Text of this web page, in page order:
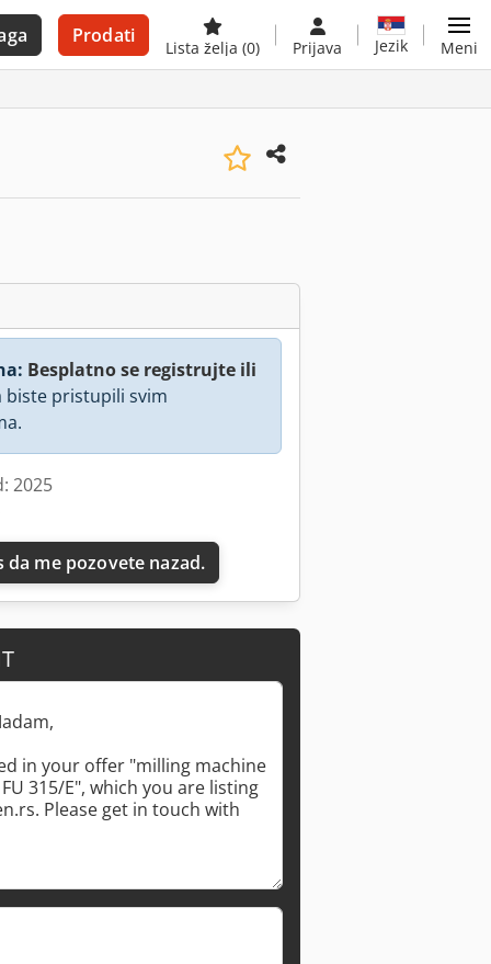
Prodati
Lista želja (0) Prijava Jezik Meni
Besplatno se registrujte ili
biste pristupili svim
2025
da me pozovete nazad.